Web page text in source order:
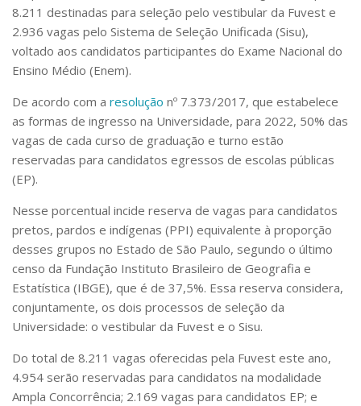
Assessorias e Mídias
Aplicativos e Sites
Jornal da USP
Agenda de Eventos
8.211 destinadas para seleção pelo vestibular da Fuvest e
2.936 vagas pelo Sistema de Seleção Unificada (Sisu),
voltado aos candidatos participantes do Exame Nacional do
Ensino Médio (Enem).
De acordo com a resolução nº 7.373/2017, que estabelece
as formas de ingresso na Universidade, para 2022, 50% das
vagas de cada curso de graduação e turno estão
reservadas para candidatos egressos de escolas públicas
(EP).
Nesse porcentual incide reserva de vagas para candidatos
pretos, pardos e indígenas (PPI) equivalente à proporção
desses grupos no Estado de São Paulo, segundo o último
censo da Fundação Instituto Brasileiro de Geografia e
Estatística (IBGE), que é de 37,5%. Essa reserva considera,
conjuntamente, os dois processos de seleção da
Universidade: o vestibular da Fuvest e o Sisu.
Do total de 8.211 vagas oferecidas pela Fuvest este ano,
4.954 serão reservadas para candidatos na modalidade
Ampla Concorrência; 2.169 vagas para candidatos EP; e